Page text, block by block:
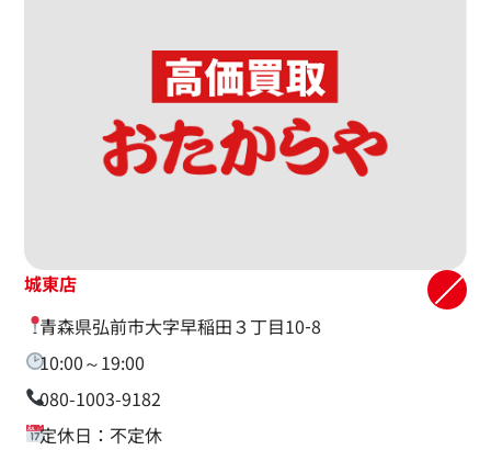
城東店
青森県弘前市大字早稲田３丁目10‐8
10:00～19:00
080-1003-9182
定休日：不定休